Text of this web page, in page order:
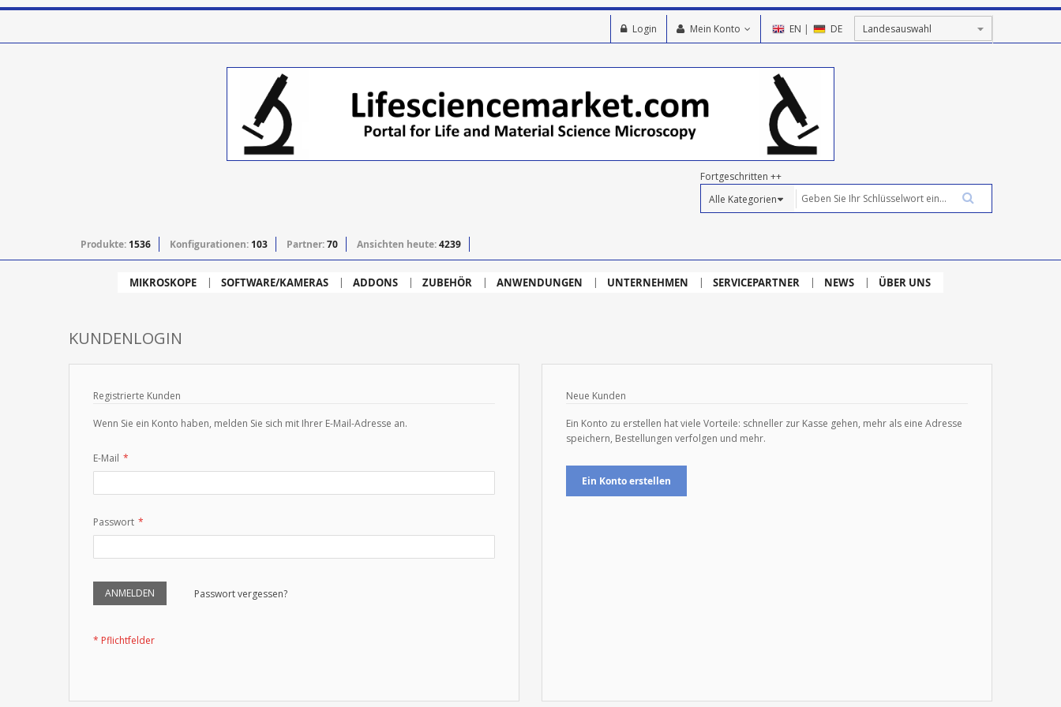
EN | DE
Mein Konto
Login
Fortgeschritten ++
Produkte: 1536 Konfigurationen: 103 Partner:70 Ansichten heute:4239
MIKROSKOPE SOFTWARE/KAMERAS ADDONS ZUBEHÖR ANWENDUNGEN UNTERNEHMEN SERVICEPARTNER NEWS ÜBER UNS
KUNDENLOGIN
Registrierte Kunden
Wenn Sie ein Konto haben, melden Sie sich mit Ihrer E-Mail-Adresse an.
E-Mail
Passwort
ANMELDEN Passwort vergessen?
Neue Kunden
Ein Konto zu erstellen hat viele Vorteile: schneller zur Kasse gehen, mehr als eine Adresse
speichern, Bestellungen verfolgen und mehr.
Ein Konto erstellen